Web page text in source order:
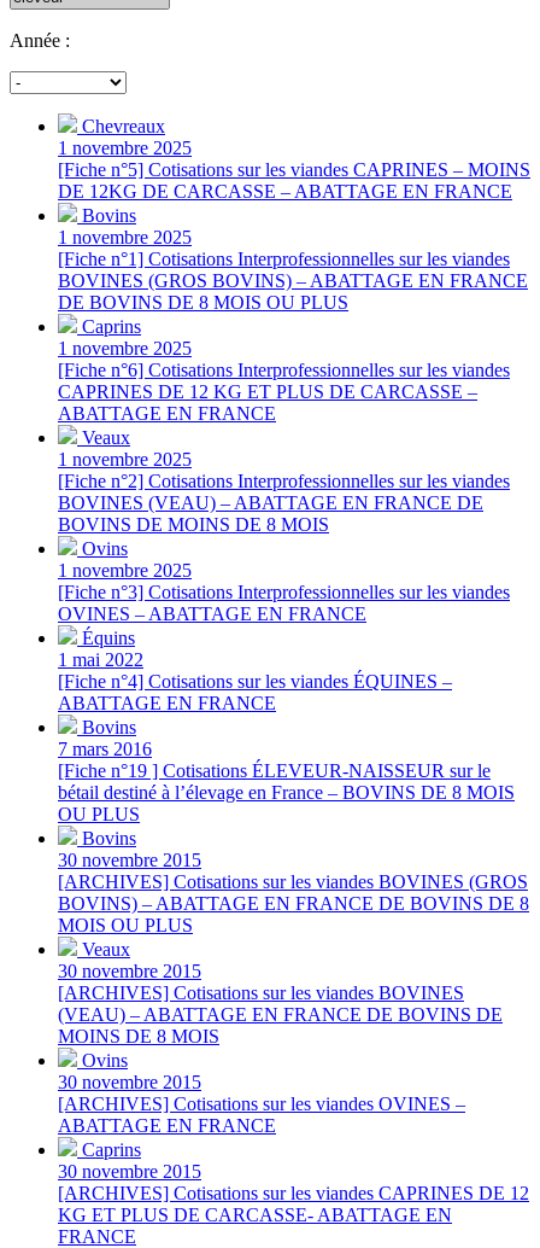
Année :
Chevreaux
1 novembre 2025
[Fiche n°5] Cotisations sur les viandes CAPRINES – MOINS
DE 12KG DE CARCASSE – ABATTAGE EN FRANCE
Bovins
1 novembre 2025
[Fiche n°1] Cotisations Interprofessionnelles sur les viandes
BOVINES (GROS BOVINS) – ABATTAGE EN FRANCE
DE BOVINS DE 8 MOIS OU PLUS
Caprins
1 novembre 2025
[Fiche n°6] Cotisations Interprofessionnelles sur les viandes
CAPRINES DE 12 KG ET PLUS DE CARCASSE –
ABATTAGE EN FRANCE
Veaux
1 novembre 2025
[Fiche n°2] Cotisations Interprofessionnelles sur les viandes
BOVINES (VEAU) – ABATTAGE EN FRANCE DE
BOVINS DE MOINS DE 8 MOIS
Ovins
1 novembre 2025
[Fiche n°3] Cotisations Interprofessionnelles sur les viandes
OVINES – ABATTAGE EN FRANCE
Équins
1 mai 2022
[Fiche n°4] Cotisations sur les viandes ÉQUINES –
ABATTAGE EN FRANCE
Bovins
7 mars 2016
[Fiche n°19 ] Cotisations ÉLEVEUR-NAISSEUR sur le
bétail destiné à l’élevage en France – BOVINS DE 8 MOIS
OU PLUS
Bovins
30 novembre 2015
[ARCHIVES] Cotisations sur les viandes BOVINES (GROS
BOVINS) – ABATTAGE EN FRANCE DE BOVINS DE 8
MOIS OU PLUS
Veaux
30 novembre 2015
[ARCHIVES] Cotisations sur les viandes BOVINES
(VEAU) – ABATTAGE EN FRANCE DE BOVINS DE
MOINS DE 8 MOIS
Ovins
30 novembre 2015
[ARCHIVES] Cotisations sur les viandes OVINES –
ABATTAGE EN FRANCE
Caprins
30 novembre 2015
[ARCHIVES] Cotisations sur les viandes CAPRINES DE 12
KG ET PLUS DE CARCASSE- ABATTAGE EN
FRANCE